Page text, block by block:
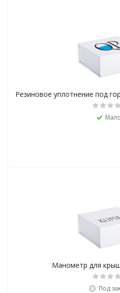
Резиновое уплотнение под
Мало
Манометр для
Под